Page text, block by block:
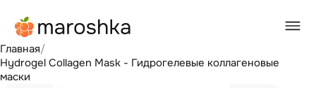
Главная/
Hydrogel Collagen Mask - Гидрогелевые коллагеновые
маски